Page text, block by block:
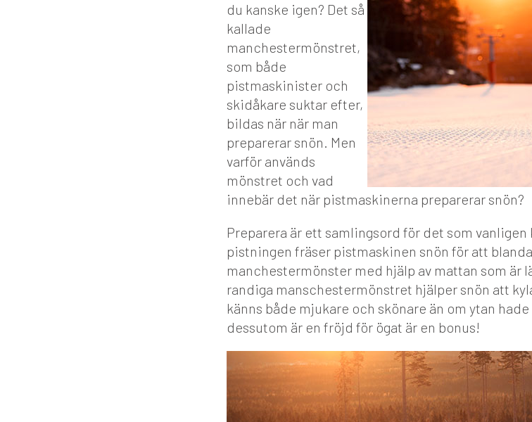
du kanske igen? Det så
kallade
manchestermönstret,
som både
pistmaskinister och
skidåkare suktar efter,
bildas när när man
preparerar snön. Men
varför används
mönstret och vad
innebär det när pistmaskinerna preparerar snön?
Preparera är ett samlingsord för det som
pistningen fräser pistmaskinen snön för att
manchestermönster med hjälp av mattan som är
randiga manschestermönstret hjälper snön att
känns både mjukare och skönare än om ytan
dessutom är en fröjd för ögat är en bonus!